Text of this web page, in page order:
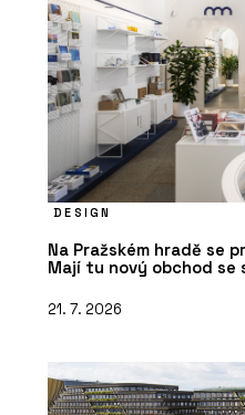
DESIGN
Na Pražském hradě se
Mají tu nový obchod se
21. 7. 2026